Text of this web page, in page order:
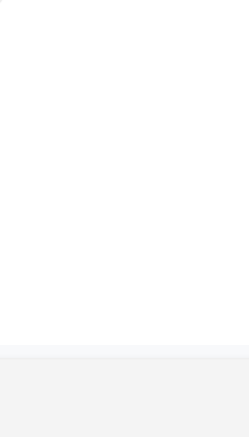
последствия, в